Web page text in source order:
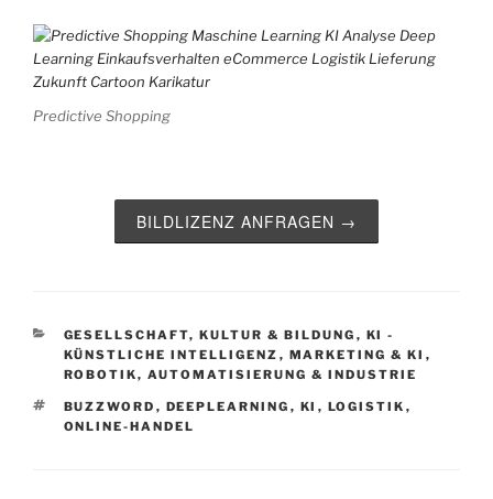
Predictive Shopping
BILDLIZENZ ANFRAGEN →
KATEGORIEN
GESELLSCHAFT, KULTUR & BILDUNG , KI -
KÜNSTLICHE INTELLIGENZ , MARKETING & KI ,
ROBOTIK, AUTOMATISIERUNG & INDUSTRIE
SCHLAGWÖRTER
BUZZWORD , DEEPLEARNING , KI , LOGISTIK ,
ONLINE-HANDEL